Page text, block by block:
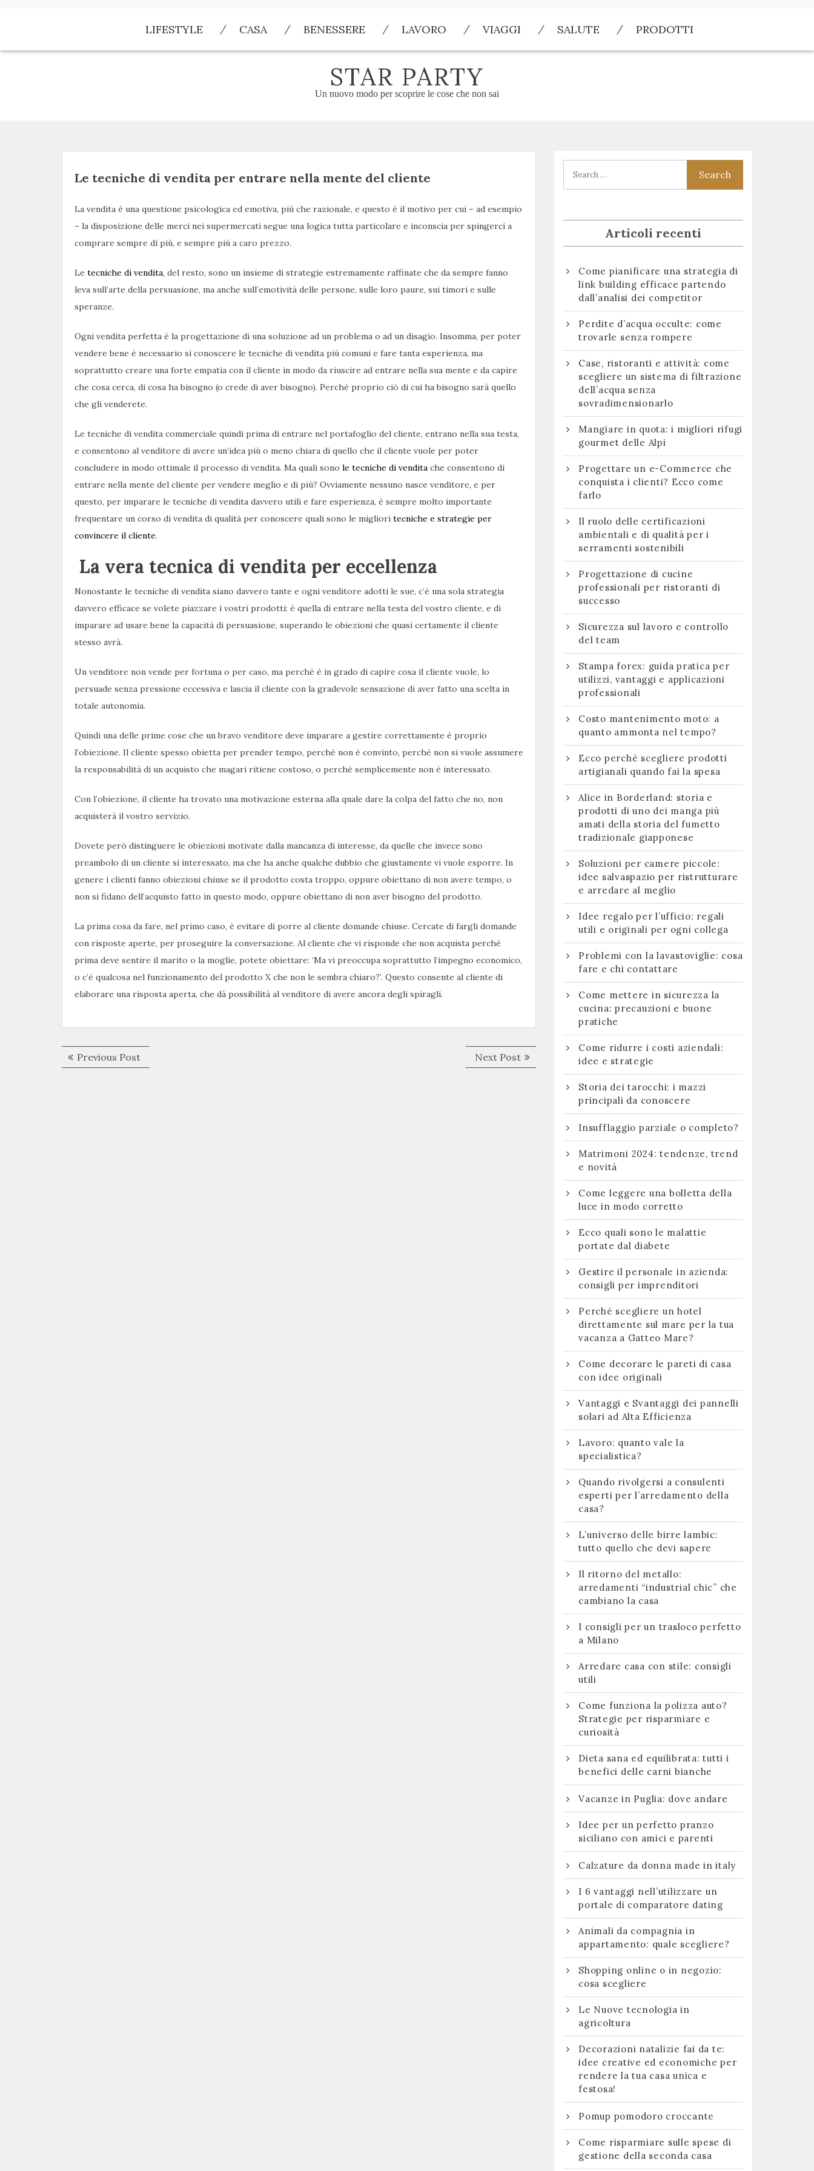
LIFESTYLE CASA BENESSERE LAVORO VIAGGI SALUTE PRODOTTI
STAR PARTY
Un nuovo modo per scoprire le cose che non sai
Le tecniche di vendita per entrare nella mente del cliente
La vendita è una questione psicologica ed emotiva, più che razionale, e questo è il motivo per cui – ad esempio
– la disposizione delle merci nei supermercati segue una logica tutta particolare e inconscia per spingerci a
comprare sempre di più, e sempre più a caro prezzo.
Le tecniche di vendita, del resto, sono un insieme di strategie estremamente raffinate che da sempre fanno
leva sull’arte della persuasione, ma anche sull’emotività delle persone, sulle loro paure, sui timori e sulle
speranze.
Ogni vendita perfetta è la progettazione di una soluzione ad un problema o ad un disagio. Insomma, per poter
vendere bene è necessario sì conoscere le tecniche di vendita più comuni e fare tanta esperienza, ma
soprattutto creare una forte empatia con il cliente in modo da riuscire ad entrare nella sua mente e da capire
che cosa cerca, di cosa ha bisogno (o crede di aver bisogno). Perché proprio ciò di cui ha bisogno sarà quello
che gli venderete.
Le tecniche di vendita commerciale quindi prima di entrare nel portafoglio del cliente, entrano nella sua testa,
e consentono al venditore di avere un’idea più o meno chiara di quello che il cliente vuole per poter
concludere in modo ottimale il processo di vendita. Ma quali sono le tecniche di vendita che consentono di
entrare nella mente del cliente per vendere meglio e di più? Ovviamente nessuno nasce venditore, e per
questo, per imparare le tecniche di vendita davvero utili e fare esperienza, è sempre molto importante
frequentare un corso di vendita di qualità per conoscere quali sono le migliori tecniche e strategie per
convincere il cliente.
La vera tecnica di vendita per eccellenza
Nonostante le tecniche di vendita siano davvero tante e ogni venditore adotti le sue, c’è una sola strategia
davvero efficace se volete piazzare i vostri prodotti: è quella di entrare nella testa del vostro cliente, e di
imparare ad usare bene la capacità di persuasione, superando le obiezioni che quasi certamente il cliente
stesso avrà.
Un venditore non vende per fortuna o per caso, ma perché è in grado di capire cosa il cliente vuole, lo
persuade senza pressione eccessiva e lascia il cliente con la gradevole sensazione di aver fatto una scelta in
totale autonomia.
Quindi una delle prime cose che un bravo venditore deve imparare a gestire correttamente è proprio
l’obiezione. Il cliente spesso obietta per prender tempo, perché non è convinto, perché non si vuole assumere
la responsabilità di un acquisto che magari ritiene costoso, o perché semplicemente non è interessato.
Con l’obiezione, il cliente ha trovato una motivazione esterna alla quale dare la colpa del fatto che no, non
acquisterà il vostro servizio.
Dovete però distinguere le obiezioni motivate dalla mancanza di interesse, da quelle che invece sono
preambolo di un cliente sì interessato, ma che ha anche qualche dubbio che giustamente vi vuole esporre. In
genere i clienti fanno obiezioni chiuse se il prodotto costa troppo, oppure obiettano di non avere tempo, o
non si fidano dell’acquisto fatto in questo modo, oppure obiettano di non aver bisogno del prodotto.
La prima cosa da fare, nel primo caso, è evitare di porre al cliente domande chiuse. Cercate di fargli domande
con risposte aperte, per proseguire la conversazione. Al cliente che vi risponde che non acquista perché
prima deve sentire il marito o la moglie, potete obiettare: ‘Ma vi preoccupa soprattutto l’impegno economico,
o c’è qualcosa nel funzionamento del prodotto X che non le sembra chiaro?’. Questo consente al cliente di
elaborare una risposta aperta, che dà possibilità al venditore di avere ancora degli spiragli.
Navigazione
articoli
Previous PostPrevious
post:
Next PostNext
post:
Articoli recenti
Come pianificare una strategia di
link building efficace partendo
dall’analisi dei competitor
Perdite d’acqua occulte: come
trovarle senza rompere
Case, ristoranti e attività: come
scegliere un sistema di filtrazione
dell’acqua senza
sovradimensionarlo
Mangiare in quota: i migliori rifugi
gourmet delle Alpi
Progettare un e-Commerce che
conquista i clienti? Ecco come
farlo
Il ruolo delle certificazioni
ambientali e di qualità per i
serramenti sostenibili
Progettazione di cucine
professionali per ristoranti di
successo
Sicurezza sul lavoro e controllo
del team
Stampa forex: guida pratica per
utilizzi, vantaggi e applicazioni
professionali
Costo mantenimento moto: a
quanto ammonta nel tempo?
Ecco perchè scegliere prodotti
artigianali quando fai la spesa
Alice in Borderland: storia e
prodotti di uno dei manga più
amati della storia del fumetto
tradizionale giapponese
Soluzioni per camere piccole:
idee salvaspazio per ristrutturare
e arredare al meglio
Idee regalo per l’ufficio: regali
utili e originali per ogni collega
Problemi con la lavastoviglie: cosa
fare e chi contattare
Come mettere in sicurezza la
cucina: precauzioni e buone
pratiche
Come ridurre i costi aziendali:
idee e strategie
Storia dei tarocchi: i mazzi
principali da conoscere
Insufflaggio parziale o completo?
Matrimoni 2024: tendenze, trend
e novità
Come leggere una bolletta della
luce in modo corretto
Ecco quali sono le malattie
portate dal diabete
Gestire il personale in azienda:
consigli per imprenditori
Perché scegliere un hotel
direttamente sul mare per la tua
vacanza a Gatteo Mare?
Come decorare le pareti di casa
con idee originali
Vantaggi e Svantaggi dei pannelli
solari ad Alta Efficienza
Lavoro: quanto vale la
specialistica?
Quando rivolgersi a consulenti
esperti per l’arredamento della
casa?
L’universo delle birre lambic:
tutto quello che devi sapere
Il ritorno del metallo:
arredamenti “industrial chic” che
cambiano la casa
I consigli per un trasloco perfetto
a Milano
Arredare casa con stile: consigli
utili
Come funziona la polizza auto?
Strategie per risparmiare e
curiosità
Dieta sana ed equilibrata: tutti i
benefici delle carni bianche
Vacanze in Puglia: dove andare
Idee per un perfetto pranzo
siciliano con amici e parenti
Calzature da donna made in italy
I 6 vantaggi nell’utilizzare un
portale di comparatore dating
Animali da compagnia in
appartamento: quale scegliere?
Shopping online o in negozio:
cosa scegliere
Le Nuove tecnologia in
agricoltura
Decorazioni natalizie fai da te:
idee creative ed economiche per
rendere la tua casa unica e
festosa!
Pomup pomodoro croccante
Come risparmiare sulle spese di
gestione della seconda casa